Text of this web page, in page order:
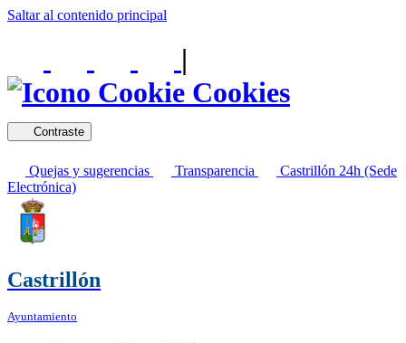
Saltar al contenido principal
|
Cookies
Contraste
Quejas y sugerencias Transparencia
Castrillón 24h (Sede
Electrónica)
Castrillón
Ayuntamiento